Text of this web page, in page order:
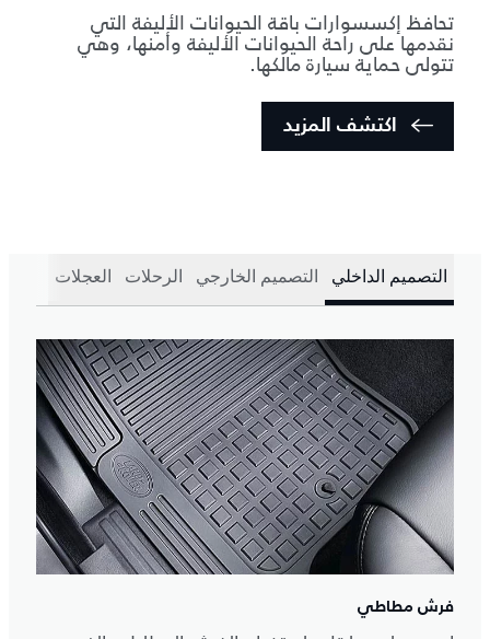
تحافظ إكسسوارات باقة الحيوانات الأليفة التي
نقدمها على راحة الحيوانات الأليفة وأمنها، وهي
تتولى حماية سيارة مالكها.
اكتشف المزيد
التصميم الداخلي التصميم الخارجي الرحلات العجلات
فرش مطاطي